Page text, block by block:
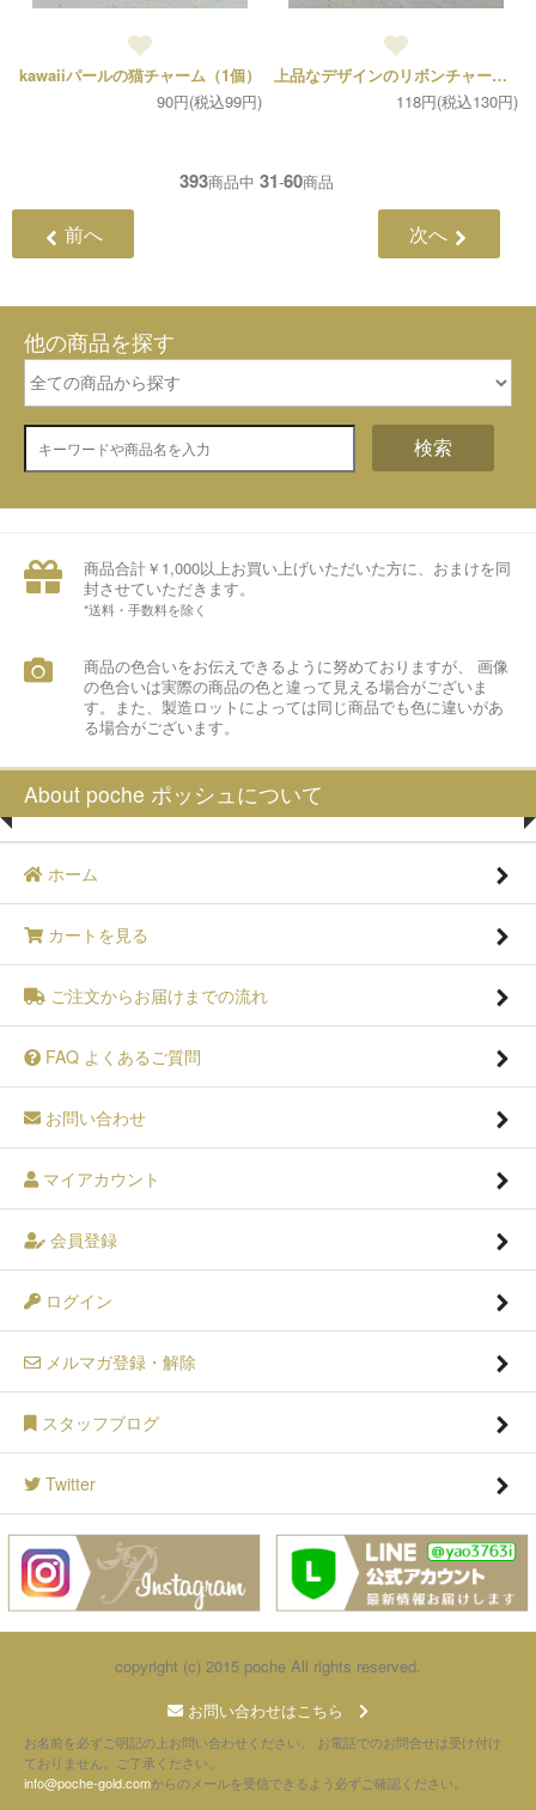
kawaiiパールの猫チャーム（1個）
90円(税込99円)
上品なデザインのリボンチャーム（2個）
118円(税込130円)
393商品中 31-60商品
前へ 次へ
他の商品を探す
検索
商品合計￥1,000以上お買い上げいただいた方に、おまけを同
封させていただきます。
*送料・手数料を除く
商品の色合いをお伝えできるように努めておりますが、 画像
の色合いは実際の商品の色と違って見える場合がございま
す。また、製造ロットによっては同じ商品でも色に違いがあ
る場合がございます。
About poche ポッシュについて
ホーム
カートを見る
ご注文からお届けまでの流れ
FAQ よくあるご質問
お問い合わせ
マイアカウント
会員登録
ログイン
メルマガ登録・解除
スタッフブログ
Twitter
copyright (c) 2015 poche All rights reserved.
お問い合わせはこちら
お名前を必ずご明記の上お問い合わせください。 お電話でのお問合せは受け付け
ておりません。ご了承ください。
info@poche-gold.comからのメールを受信できるよう必ずご確認ください。